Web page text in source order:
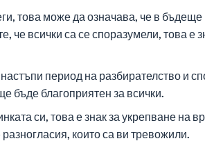
това може да означава, че в
всички са се споразумели, това е
период на разбирателство и
бъде благоприятен за всички.
си, това е знак за укрепване на
които са ви тревожили.